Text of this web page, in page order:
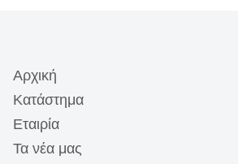
Αρχική
Κατάστημα
Εταιρία
Τα νέα μας